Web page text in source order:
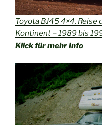
Toyota BJ45 4×4,
Kontinent – 1989 bis
Klick für mehr Info